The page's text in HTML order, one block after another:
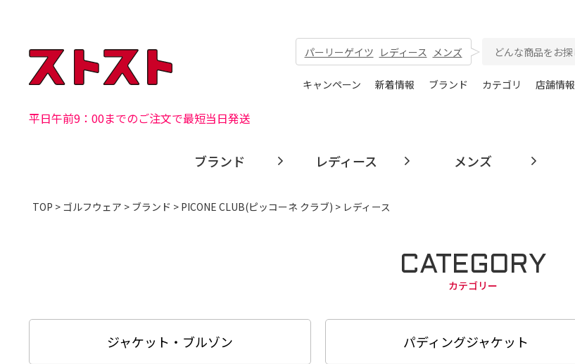
パーリーゲイツ レディース メンズ
キャンペーン 新着情報 ブランド カテゴリ 店舗情報
平日午前9：00までのご注文で最短当日発送
ブランド レディース メンズ
TOP > ゴルフウェア > ブランド > PICONE CLUB(ピッコーネ クラブ) > レディース
CATEGORY
カテゴリー
ジャケット・ブルゾン パディングジャケット